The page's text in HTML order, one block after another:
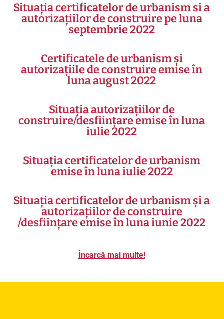
Situația certificatelor de urbanism si a
autorizațiilor de construire pe luna
septembrie 2022
Certificatele de urbanism și
autorizațiile de construire emise în
luna august 2022
Situația autorizațiilor de
construire/desființare emise în luna
iulie 2022
Situația certificatelor de urbanism
emise în luna iulie 2022
Situația certificatelor de urbanism și a
autorizațiilor de construire
/desființare emise în luna iunie 2022
Încarcă mai multe!